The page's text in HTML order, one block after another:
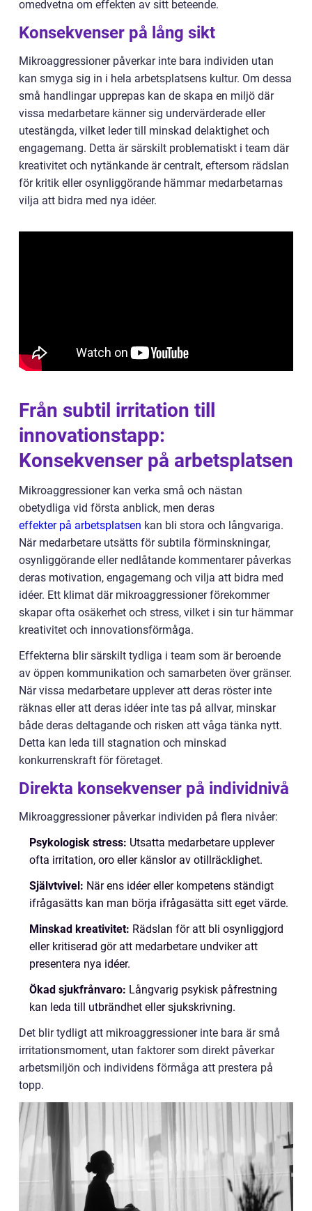
omedvetna om effekten av sitt beteende.
Konsekvenser på lång sikt
Mikroaggressioner påverkar inte bara individen utan
kan smyga sig in i hela arbetsplatsens kultur. Om dessa
små handlingar upprepas kan de skapa en miljö där
vissa medarbetare känner sig undervärderade eller
utestängda, vilket leder till minskad delaktighet och
engagemang. Detta är särskilt problematiskt i team där
kreativitet och nytänkande är centralt, eftersom rädslan
för kritik eller osynliggörande hämmar medarbetarnas
vilja att bidra med nya idéer.
Från subtil irritation till
innovationstapp:
Konsekvenser på arbetsplatsen
Mikroaggressioner kan verka små och nästan
obetydliga vid första anblick, men deras
effekter på arbetsplatsen kan bli stora och långvariga.
När medarbetare utsätts för subtila förminskningar,
osynliggörande eller nedlåtande kommentarer påverkas
deras motivation, engagemang och vilja att bidra med
idéer. Ett klimat där mikroaggressioner förekommer
skapar ofta osäkerhet och stress, vilket i sin tur hämmar
kreativitet och innovationsförmåga.
Effekterna blir särskilt tydliga i team som är beroende
av öppen kommunikation och samarbeten över gränser.
När vissa medarbetare upplever att deras röster inte
räknas eller att deras idéer inte tas på allvar, minskar
både deras deltagande och risken att våga tänka nytt.
Detta kan leda till stagnation och minskad
konkurrenskraft för företaget.
Direkta konsekvenser på individnivå
Mikroaggressioner påverkar individen på flera nivåer:
Psykologisk stress: Utsatta medarbetare upplever
ofta irritation, oro eller känslor av otillräcklighet.
Självtvivel: När ens idéer eller kompetens ständigt
ifrågasätts kan man börja ifrågasätta sitt eget värde.
Minskad kreativitet: Rädslan för att bli osynliggjord
eller kritiserad gör att medarbetare undviker att
presentera nya idéer.
Ökad sjukfrånvaro: Långvarig psykisk påfrestning
kan leda till utbrändhet eller sjukskrivning.
Det blir tydligt att mikroaggressioner inte bara är små
irritationsmoment, utan faktorer som direkt påverkar
arbetsmiljön och individens förmåga att prestera på
topp.